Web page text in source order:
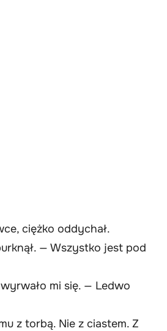
ciężko oddychał.
— Wszystko jest pod
mi się. — Ledwo
z torbą. Nie z ciastem. Z